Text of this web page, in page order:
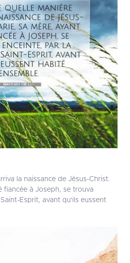
la naissance de Jésus-Christ.
fiancée à Joseph, se trouva
Esprit, avant qu'ils eussent